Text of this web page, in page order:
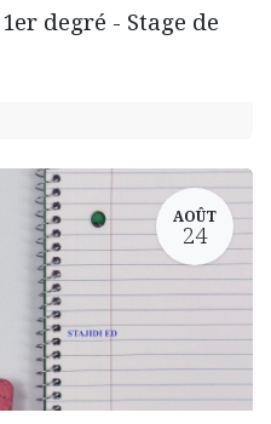
degré - Stage de
AOÛT
24